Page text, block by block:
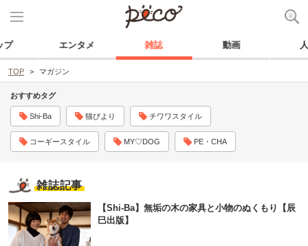
プ エンタメ 雑誌 動画
TOP マガジン
おすすめタグ
Shi-Ba 猫びより チワワスタイル
コーギースタイル MY♡DOG PE・CHA
雑誌記事
【Shi-Ba】無垢の木の家具と小物のぬくもり【辰
巳出版】